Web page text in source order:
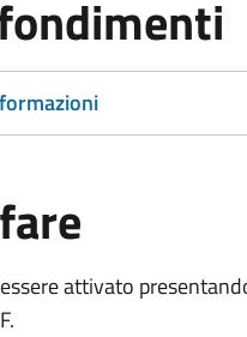
attivato